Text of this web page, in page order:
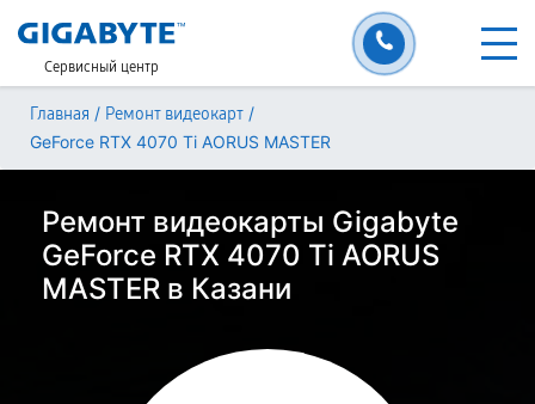
Сервисный центр
Главная / Ремонт видеокарт /
GeForce RTX 4070 Ti AORUS MASTER
Ремонт видеокарты Gigabyte
GeForce RTX 4070 Ti AORUS
MASTER в Казани